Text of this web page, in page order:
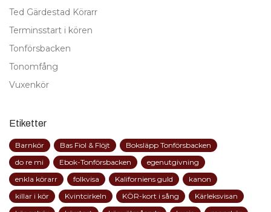
Ted Gärdestad Körarr
Terminsstart i kören
Tonförsbacken
Tonomfång
Vuxenkör
Etiketter
Barnkör Bas Fiol & Flöjt
Boksläpp Tonförsbacken
do re mi
Ebok-Tonförsbacken
egenutgivning
enkla körarr
folkvisa Kaliforniens guld
kanon
killar i kör
Kvintcirkeln KÖR-kort i sång
Kärleksvisan